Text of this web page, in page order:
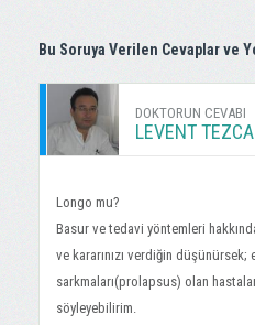
Bu Soruya Verilen Cevaplar ve
DOKTORUN CEVABI
LEVENT
Longo mu?
Basur ve tedavi yöntemleri
ve kararınızı verdiğin
sarkmaları(prolapsus) olan
söyleyebilirim.